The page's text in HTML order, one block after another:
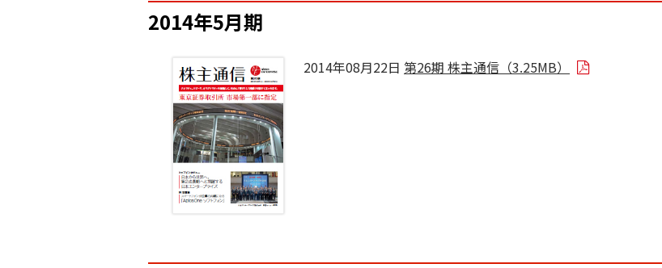
2014年5月期
2014年08月22日 第26期 株主通信（3.25MB）